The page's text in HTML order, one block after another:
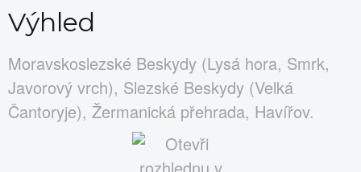
Výhled
Moravskoslezské Beskydy (Lysá hora, Smrk,
Javorový vrch), Slezské Beskydy (Velká
Čantoryje), Žermanická přehrada, Havířov.